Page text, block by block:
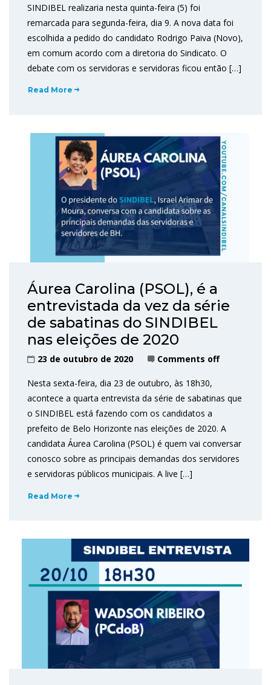
SINDIBEL realizaria nesta quinta-feira (5) foi
remarcada para segunda-feira, dia 9. A nova data foi
escolhida a pedido do candidato Rodrigo Paiva (Novo),
em comum acordo com a diretoria do Sindicato. O
debate com os servidoras e servidoras ficou então […]
Read More
Áurea Carolina (PSOL), é a
entrevistada da vez da série
de sabatinas do SINDIBEL
nas eleições de 2020
23 de outubro de 2020 Comments off
Nesta sexta-feira, dia 23 de outubro, às 18h30,
acontece a quarta entrevista da série de sabatinas que
o SINDIBEL está fazendo com os candidatos a
prefeito de Belo Horizonte nas eleições de 2020. A
candidata Áurea Carolina (PSOL) é quem vai conversar
conosco sobre as principais demandas dos servidores
e servidoras públicos municipais. A live […]
Read More